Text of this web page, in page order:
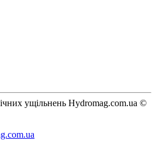
ущільнень Hydromag.com.ua ©